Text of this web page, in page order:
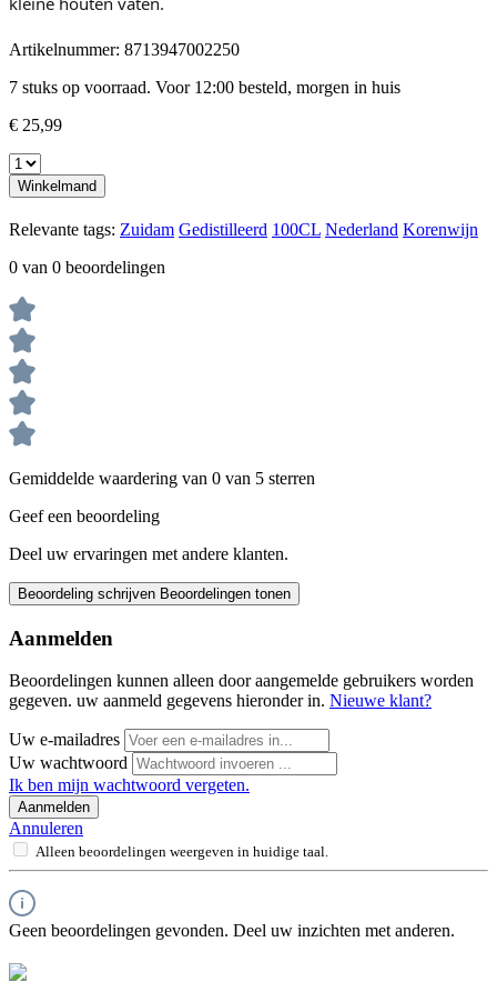
Artikelnummer: 8713947002250
7 stuks op voorraad. Voor 12:00 besteld, morgen in huis
€ 25,99
Winkelmand
Relevante tags: Zuidam Gedistilleerd 100CL Nederland Korenwijn
0 van 0 beoordelingen
Gemiddelde waardering van 0 van 5 sterren
Geef een beoordeling
Deel uw ervaringen met andere klanten.
Beoordeling schrijven Beoordelingen tonen
Aanmelden
Beoordelingen kunnen alleen door aangemelde gebruikers worden
gegeven. uw aanmeld gegevens hieronder in. Nieuwe klant?
Uw e-mailadres
Uw wachtwoord
Ik ben mijn wachtwoord vergeten.
Aanmelden
Annuleren
Alleen beoordelingen weergeven in huidige taal.
Geen beoordelingen gevonden. Deel uw inzichten met anderen.